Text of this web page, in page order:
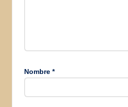
Nombre *